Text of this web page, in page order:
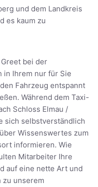
und dem Landkreis
es kaum zu
bei der
in Ihrem nur für Sie
Fahrzeug entspannt
Während dem Taxi-
Schloss Elmau /
sich selbstverständlich
Wissenswertes zum
informieren. Wie
Mitarbeiter Ihre
auf eine nette Art und
zu unserem